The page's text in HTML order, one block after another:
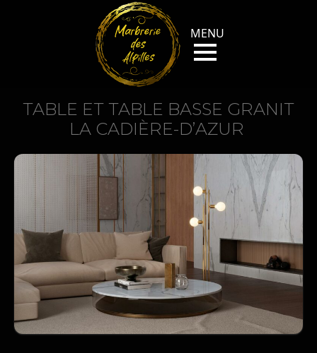
TABLE ET TABLE BASSE GRANIT
LA CADIÈRE-D’AZUR